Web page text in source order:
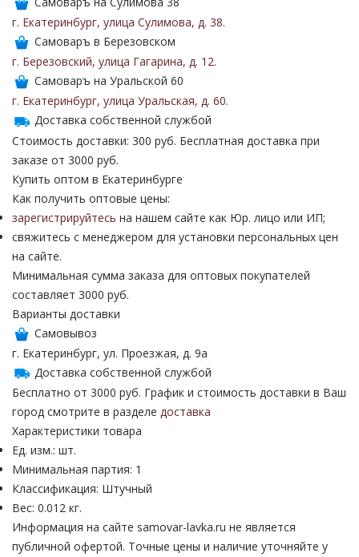
г. Екатеринбург, улица Сулимова, д. 38.
Самоваръ в Березовском
г. Березовский, улица Гагарина, д. 12.
Самоваръ на Уральской 60
г. Екатеринбург, улица Уральская, д. 60.
Доставка собственной службой
Стоимость доставки: 300 руб. Бесплатная доставка при
заказе от 3000 руб.
Купить оптом в Екатеринбурге
Как получить оптовые цены:
зарегистрируйтесь на нашем сайте как Юр. лицо или ИП;
свяжитесь с менеджером для установки персональных цен
на сайте.
Минимальная сумма заказа для оптовых покупателей
составляет 3000 руб.
Варианты доставки
Самовывоз
г. Екатеринбург, ул. Проезжая, д. 9а
Доставка собственной службой
Бесплатно от 3000 руб. График и стоимость доставки в Ваш
город смотрите в разделе доставка
Характеристики товара
Ед. изм.: шт.
Минимальная партия: 1
Классификация: Штучный
Вес: 0.012 кг.
Информация на сайте samovar-lavka.ru не является
публичной офертой. Точные цены и наличие уточняйте у